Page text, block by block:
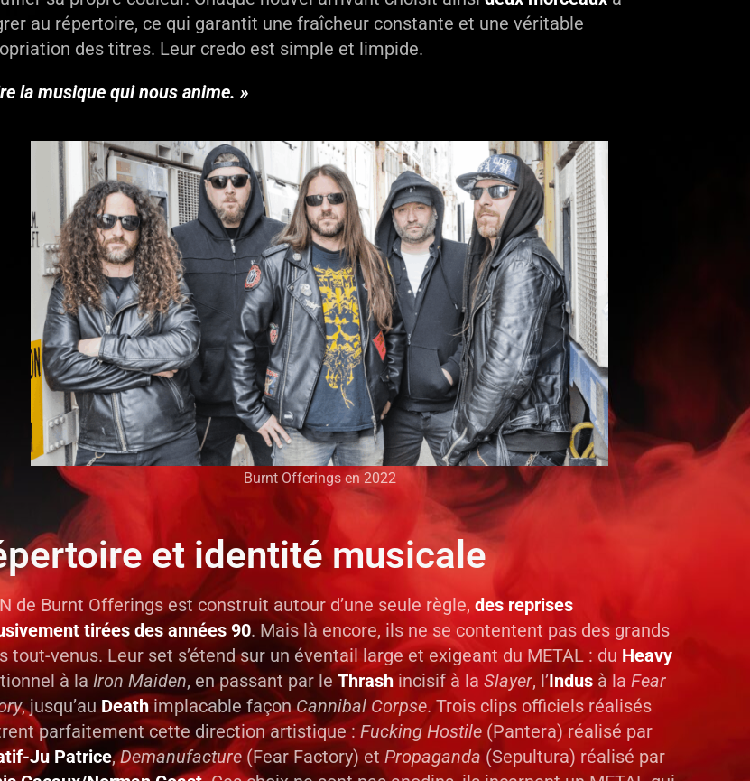
au répertoire, ce qui garantit une fraîcheur constante et une véritable
des titres. Leur credo est simple et limpide.
la musique qui nous anime. »
Burnt Offerings en 2022
et identité musicale
de Burnt Offerings est construit autour d’une seule règle, des reprises
tirées des années 90. Mais là encore, ils ne se contentent pas des grands
tout-venus. Leur set s’étend sur un éventail large et exigeant du METAL : du Heavy
à la Iron Maiden, en passant par leThrashincisif à la Slayer, l’Indus à la Fear
, jusqu’auDeathimplacable façonCannibal Corpse. Trois clips officiels réalisés
parfaitement cette direction artistique : Fucking Hostile (Pantera) réalisé par
Ju Patrice,Demanufacture(Fear Factory) et Propaganda (Sepultura) réalisé par